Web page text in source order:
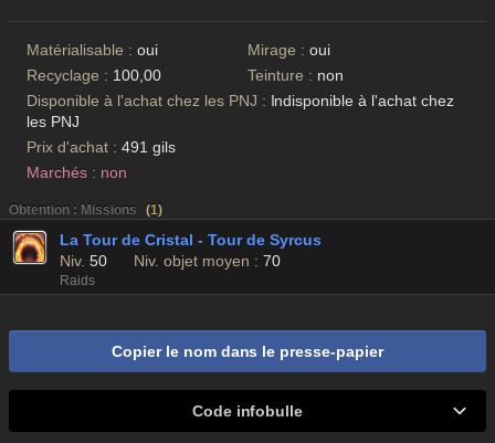
Matérialisable : oui Mirage : oui
Recyclage : 100,00 Teinture : non
Disponible à l'achat chez les PNJ : Indisponible à l'achat chez
les PNJ
Prix d'achat : 491 gils
Marchés : non
Obtention : Missions (1)
La Tour de Cristal - Tour de Syrcus
Niv. 50 Niv. objet moyen : 70
Raids
Copier le nom dans le presse-papier
Code infobulle